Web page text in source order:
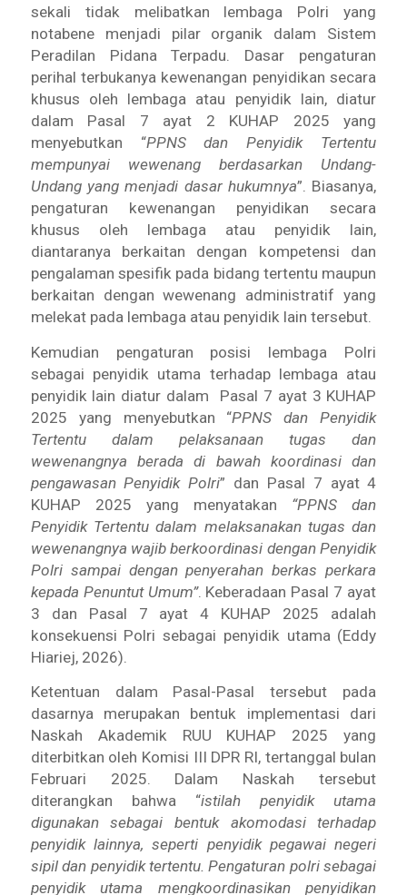
sekali tidak melibatkan lembaga Polri yang
notabene menjadi pilar organik dalam Sistem
Peradilan Pidana Terpadu. Dasar pengaturan
perihal terbukanya kewenangan penyidikan secara
khusus oleh lembaga atau penyidik lain, diatur
dalam Pasal 7 ayat 2 KUHAP 2025 yang
menyebutkan “PPNS dan Penyidik Tertentu
mempunyai wewenang berdasarkan Undang-
Undang yang menjadi dasar hukumnya”. Biasanya,
pengaturan kewenangan penyidikan secara
khusus oleh lembaga atau penyidik lain,
diantaranya berkaitan dengan kompetensi dan
pengalaman spesifik pada bidang tertentu maupun
berkaitan dengan wewenang administratif yang
melekat pada lembaga atau penyidik lain tersebut.
Kemudian pengaturan posisi lembaga Polri
sebagai penyidik utama terhadap lembaga atau
penyidik lain diatur dalam Pasal 7 ayat 3 KUHAP
2025 yang menyebutkan “PPNS dan Penyidik
Tertentu dalam pelaksanaan tugas dan
wewenangnya berada di bawah koordinasi dan
pengawasan Penyidik Polri” dan Pasal 7 ayat 4
KUHAP 2025 yang menyatakan “PPNS dan
Penyidik Tertentu dalam melaksanakan tugas dan
wewenangnya wajib berkoordinasi dengan Penyidik
Polri sampai dengan penyerahan berkas perkara
kepada Penuntut Umum”. Keberadaan Pasal 7 ayat
3 dan Pasal 7 ayat 4 KUHAP 2025 adalah
konsekuensi Polri sebagai penyidik utama (Eddy
Hiariej, 2026).
Ketentuan dalam Pasal-Pasal tersebut pada
dasarnya merupakan bentuk implementasi dari
Naskah Akademik RUU KUHAP 2025 yang
diterbitkan oleh Komisi III DPR RI, tertanggal bulan
Februari 2025. Dalam Naskah tersebut
diterangkan bahwa “istilah penyidik utama
digunakan sebagai bentuk akomodasi terhadap
penyidik lainnya, seperti penyidik pegawai negeri
sipil dan penyidik tertentu. Pengaturan polri sebagai
penyidik utama mengkoordinasikan penyidikan